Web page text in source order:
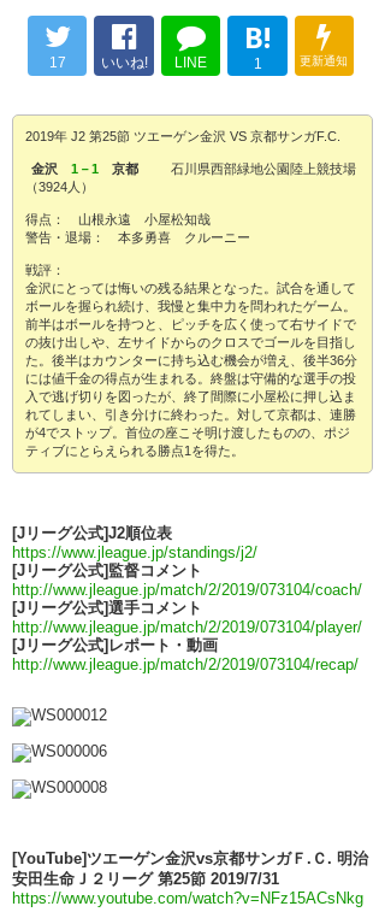
17 いいね! LINE
B!
1 更新通知
2019年 J2 第25節 ツエーゲン金沢 VS 京都サンガF.C.
金沢 1－1 京都
石川県西部緑地公園陸上競技場
（3924人）
得点： 山根永遠 小屋松知哉
警告・退場： 本多勇喜 クルーニー
戦評：
金沢にとっては悔いの残る結果となった。試合を通して
ボールを握られ続け、我慢と集中力を問われたゲーム。
前半はボールを持つと、ピッチを広く使って右サイドで
の抜け出しや、左サイドからのクロスでゴールを目指し
た。後半はカウンターに持ち込む機会が増え、後半36分
には値千金の得点が生まれる。終盤は守備的な選手の投
入で逃げ切りを図ったが、終了間際に小屋松に押し込ま
れてしまい、引き分けに終わった。対して京都は、連勝
が4でストップ。首位の座こそ明け渡したものの、ポジ
ティブにとらえられる勝点1を得た。
[Jリーグ公式]J2順位表
https://www.jleague.jp/standings/j2/
[Jリーグ公式]監督コメント
http://www.jleague.jp/match/2/2019/073104/coach/
[Jリーグ公式]選手コメント
http://www.jleague.jp/match/2/2019/073104/player/
[Jリーグ公式]レポート・動画
http://www.jleague.jp/match/2/2019/073104/recap/
[YouTube]ツエーゲン金沢vs京都サンガＦ.Ｃ. 明治
安田生命Ｊ２リーグ 第25節 2019/7/31
https://www.youtube.com/watch?v=NFz15ACsNkg